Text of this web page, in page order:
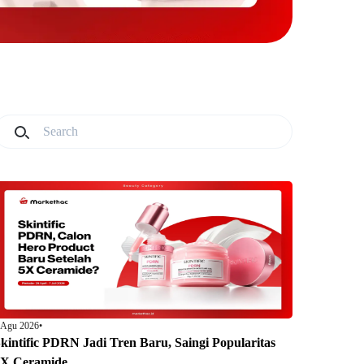
2026•
PDRN Jadi Tren Baru, Saingi Popularitas